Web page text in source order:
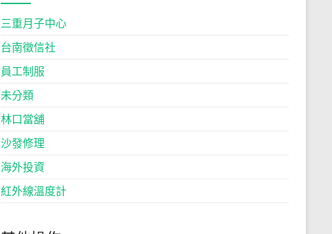
三重月子中心
台南徵信社
員工制服
未分類
林口當舖
沙發修理
海外投資
紅外線溫度計